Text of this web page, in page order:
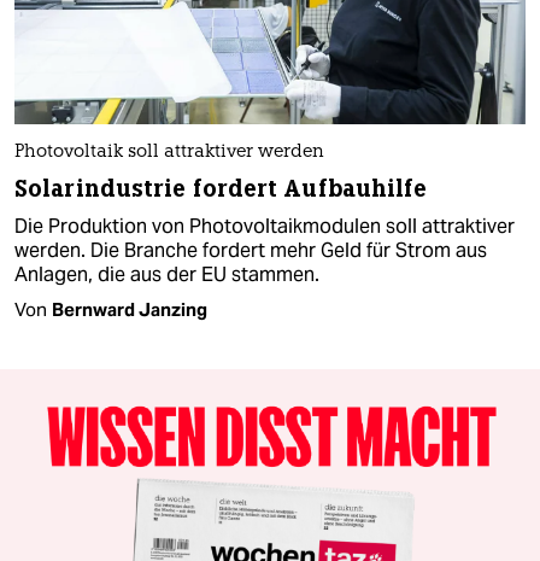
Photovoltaik soll attraktiver werden
Solarindustrie fordert Aufbauhilfe
Die Produktion von Photovoltaikmodulen soll attraktiver
werden. Die Branche fordert mehr Geld für Strom aus
Anlagen, die aus der EU stammen.
Von Bernward Janzing